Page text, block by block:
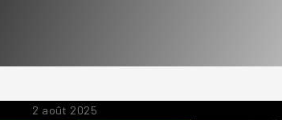
2 août 2025